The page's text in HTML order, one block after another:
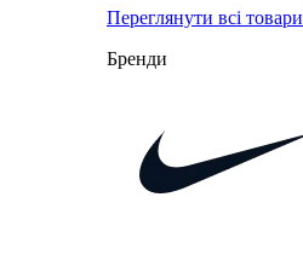
Переглянути всі товари
Бренди